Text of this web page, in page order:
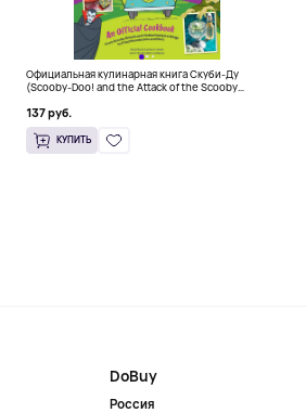
Официальная кулинарная книга Скуби-Ду
(Scooby-Doo! and the Attack of the Scooby
137 руб.
КУПИТЬ
DoBuy
Россия